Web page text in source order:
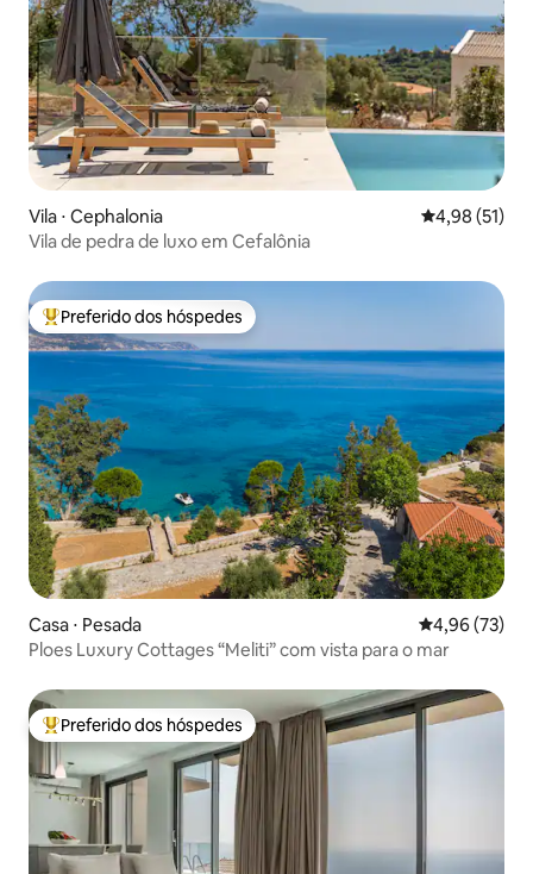
Vila ⋅ Cephalonia 4,98 de uma
4,98 (51)
Vila de pedra de luxo em Cefalônia
Entre os melhores preferidos dos hóspedes
Preferido dos hóspedes
Casa ⋅ Pesada 4,96 de uma
4,96 (73)
Ploes Luxury Cottages “Meliti” com vista para o mar
Entre os melhores preferidos dos hóspedes
Preferido dos hóspedes